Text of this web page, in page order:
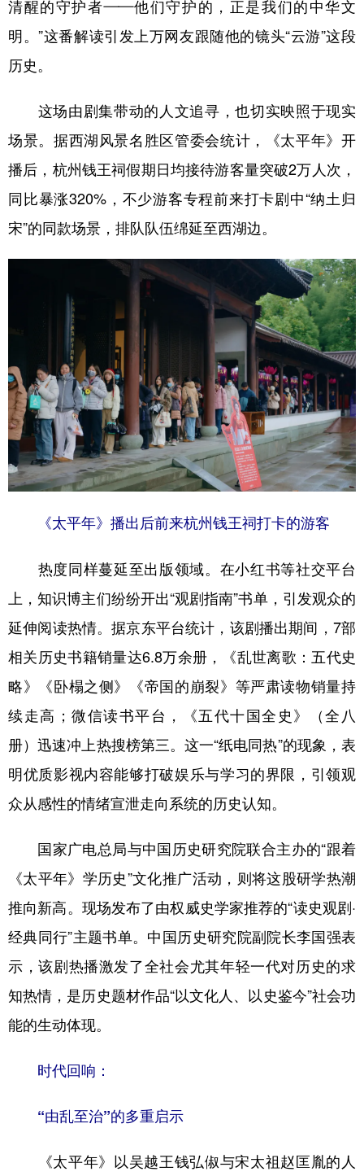
清醒的守护者——他们守护的，正是我们的中华文
明。”这番解读引发上万网友跟随他的镜头“云游”这段
历史。
这场由剧集带动的人文追寻，也切实映照于现实
场景。据西湖风景名胜区管委会统计，《太平年》开
播后，杭州钱王祠假期日均接待游客量突破2万人次，
同比暴涨320%，不少游客专程前来打卡剧中“纳土归
宋”的同款场景，排队队伍绵延至西湖边。
《太平年》播出后前来杭州钱王祠打卡的游客
热度同样蔓延至出版领域。在小红书等社交平台
上，知识博主们纷纷开出“观剧指南”书单，引发观众的
延伸阅读热情。据京东平台统计，该剧播出期间，7部
相关历史书籍销量达6.8万余册，《乱世离歌：五代史
略》《卧榻之侧》《帝国的崩裂》等严肃读物销量持
续走高；微信读书平台，《五代十国全史》（全八
册）迅速冲上热搜榜第三。这一“纸电同热”的现象，表
明优质影视内容能够打破娱乐与学习的界限，引领观
众从感性的情绪宣泄走向系统的历史认知。
国家广电总局与中国历史研究院联合主办的“跟着
《太平年》学历史”文化推广活动，则将这股研学热潮
推向新高。现场发布了由权威史学家推荐的“读史观剧·
经典同行”主题书单。中国历史研究院副院长李国强表
示，该剧热播激发了全社会尤其年轻一代对历史的求
知热情，是历史题材作品“以文化人、以史鉴今”社会功
能的生动体现。
时代回响：
“由乱至治”的多重启示
《太平年》以吴越王钱弘俶与宋太祖赵匡胤的人